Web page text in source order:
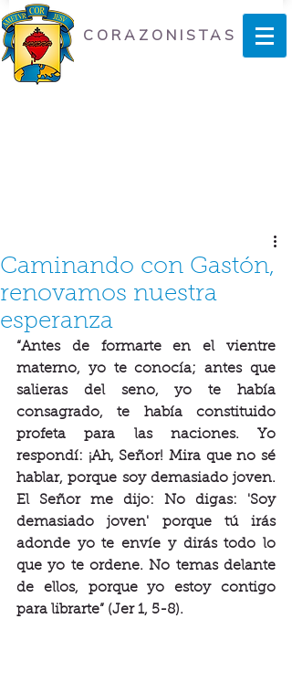
CORAZONISTAS
Caminando con Gastón,
renovamos nuestra
esperanza
“Antes de formarte en el vientre
materno, yo te conocía; antes que
salieras del seno, yo te había
consagrado, te había constituido
profeta para las naciones. Yo
respondí: ¡Ah, Señor! Mira que no sé
hablar, porque soy demasiado joven.
El Señor me dijo: No digas: 'Soy
demasiado joven' porque tú irás
adonde yo te envíe y dirás todo lo
que yo te ordene. No temas delante
de ellos, porque yo estoy contigo
para librarte” (Jer 1, 5-8).